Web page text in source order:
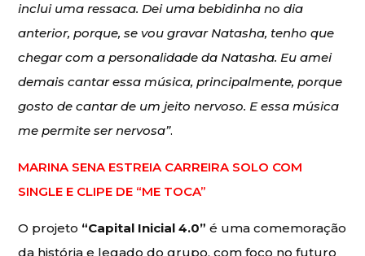
inclui uma ressaca. Dei uma bebidinha no dia
anterior, porque, se vou gravar Natasha, tenho que
chegar com a personalidade da Natasha. Eu amei
demais cantar essa música, principalmente, porque
gosto de cantar de um jeito nervoso. E essa música
me permite ser nervosa”.
MARINA SENA ESTREIA CARREIRA SOLO COM
SINGLE E CLIPE DE “ME TOCA”
O projeto “Capital Inicial 4.0” é uma comemoração
da história e legado do grupo, com foco no futuro